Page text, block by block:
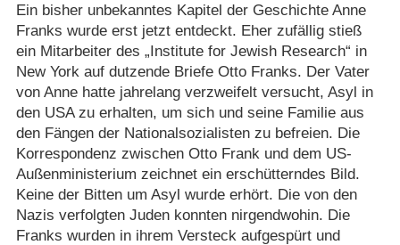
Ein bisher unbekanntes Kapitel der Geschichte Anne
Franks wurde erst jetzt entdeckt. Eher zufällig stieß
ein Mitarbeiter des „Institute for Jewish Research“ in
New York auf dutzende Briefe Otto Franks. Der Vater
von Anne hatte jahrelang verzweifelt versucht, Asyl in
den USA zu erhalten, um sich und seine Familie aus
den Fängen der Nationalsozialisten zu befreien. Die
Korrespondenz zwischen Otto Frank und dem US-
Außenministerium zeichnet ein erschütterndes Bild.
Keine der Bitten um Asyl wurde erhört. Die von den
Nazis verfolgten Juden konnten nirgendwohin. Die
Franks wurden in ihrem Versteck aufgespürt und